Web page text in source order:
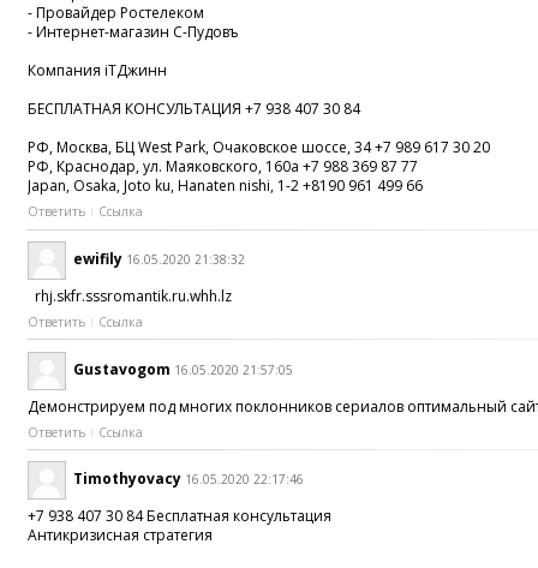
- Провайдер Ростелеком
- Интернет-магазин С-Пудовъ
Компания iTДжинн
БЕСПЛАТНАЯ КОНСУЛЬТАЦИЯ +7 938 407 30 84
РФ, Москва, БЦ West Park, Очаковское шоссе, 34 +7 989 617 30 20
РФ, Краснодар, ул. Маяковского, 160а +7 988 369 87 77
Japan, Osaka, Joto ku, Hanaten nishi, 1-2 +8190 961 499 66
Ответить Ссылка
ewifily 16.05.2020 21:38:32
rhj.skfr.sssromantik.ru.whh.lz
Ответить Ссылка
Gustavogom 16.05.2020 21:57:05
Демонстрируем под многих поклонников сериалов оптимальный
Ответить Ссылка
Timothyovacy 16.05.2020 22:17:46
+7 938 407 30 84 Бесплатная консультация
Антикризисная стратегия